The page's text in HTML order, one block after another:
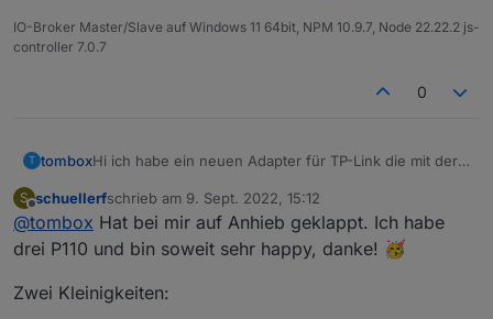
App auf Handy aufrufen
"Dienste"
"Dienste von Drittanbietern"
"Kompatibilität mit Drittanbietern" auf "ON"
Aber das ist ja unkritisch - wäre was für
IO-Broker Master/Slave auf Windows 11 64bit, NPM 10.9.7, Node 22.22.2 js-
controller 7.0.7
0
T tomboxHi ich habe ein neuen Adapter für TP-Link die mit der
Der Adapter loggt sich über die Cloud ein um alle
Geräte mit IP zu finden
Wenn das Gerät nicht als online erkannt wird kann
tapo.0.id.ip
Dann versucht er sich lokal mit username und
Password auf die Geräte zu verbinden und zu steuern.
Aktuelle Werte:
Motion Detection funktioniert mit Stream User und
Password
S
Offline
schuellerfschrieb am 9. Sept. 2022, 15:12
zuletzt editiert von
@tombox Hat bei mir auf Anhieb geklappt. Ich habe
drei P110 und bin soweit sehr happy, danke! 🥳
Zwei Kleinigkeiten: